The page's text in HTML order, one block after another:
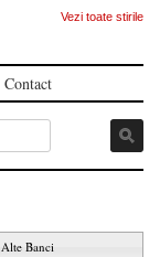
Vezi toate stirile
Contact
Alte Banci